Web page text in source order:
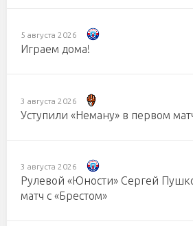
5 августа 2026
Играем дома!
3 августа 2026
Уступили «Неману» в первом
3 августа 2026
Рулевой «Юности» Сергей
матч с «Брестом»